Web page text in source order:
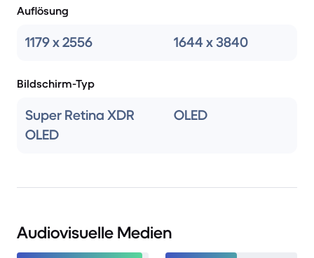
Auflösung
1179 x 2556 1644 x 3840
Bildschirm-Typ
Super Retina XDR
OLED
OLED
Audiovisuelle Medien